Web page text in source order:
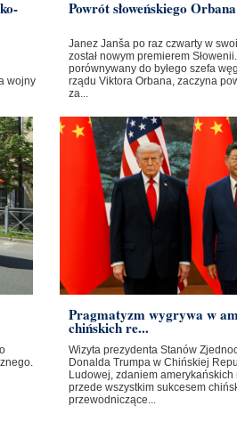
wojny
Powrót słoweńskiego Orbana
Janez Janša po raz czwarty w
został nowym premierem
porównywany do byłego szefa
rządu Viktora Orbana, zaczyna
za...
Pragmatyzm wygrywa w
chińskich re...
Wizyta prezydenta Stanów
Donalda Trumpa w Chińskiej
Ludowej, zdaniem amerykańskich
przede wszystkim sukcesem
przewodniczące...